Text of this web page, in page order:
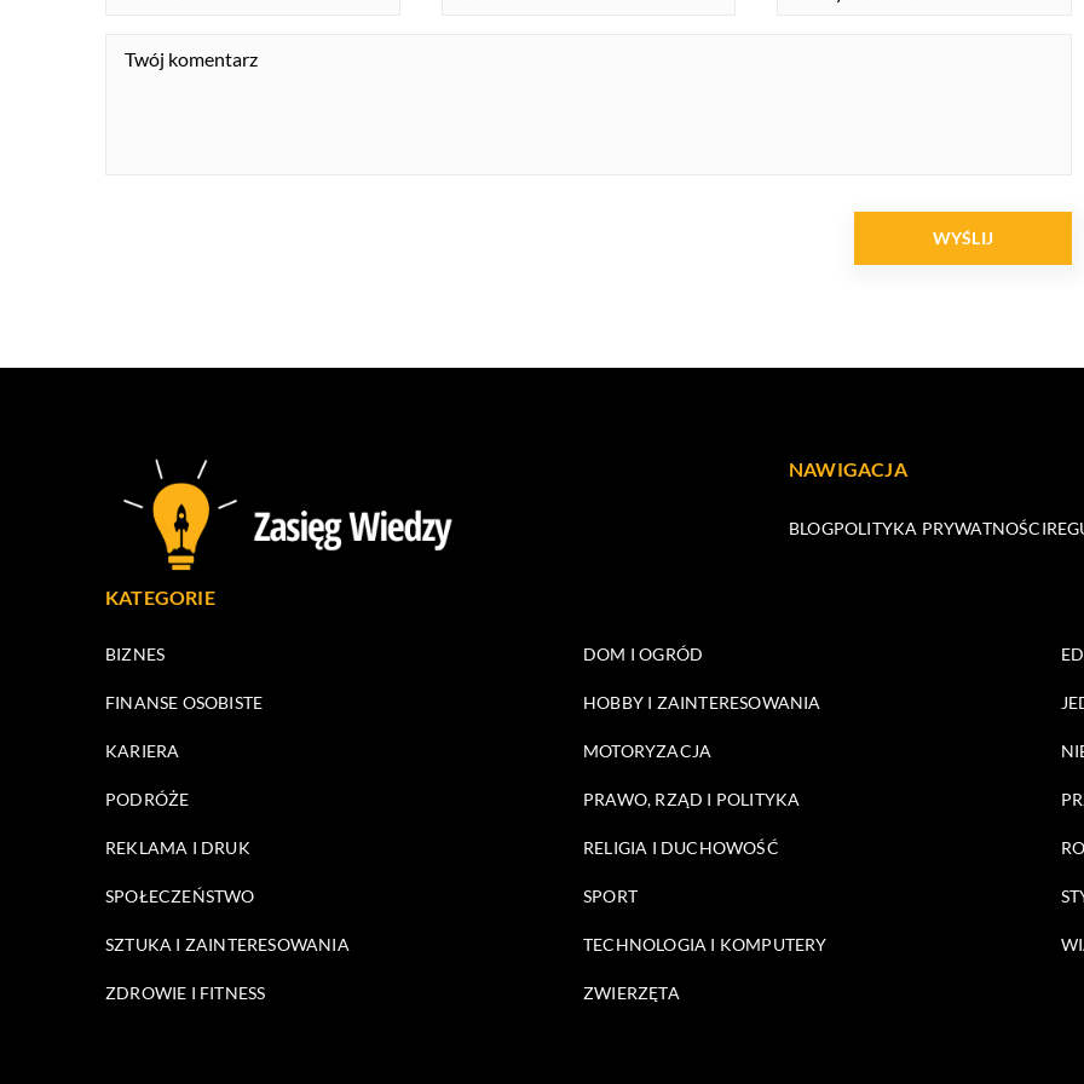
NAWIGACJA
BLOGPOLITYKA PRYWATNOŚCI
KATEGORIE
BIZNES DOM I OGRÓD
FINANSE OSOBISTE HOBBY I ZAINTERESOWANIA
KARIERA MOTORYZACJA
PODRÓŻE PRAWO, RZĄD I POLITYKA
REKLAMA I DRUK RELIGIA I DUCHOWOŚĆ
SPOŁECZEŃSTWO SPORT
SZTUKA I ZAINTERESOWANIA TECHNOLOGIA I KOMPUTERY
ZDROWIE I FITNESS ZWIERZĘTA